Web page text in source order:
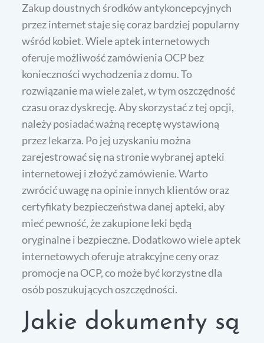
Zakup doustnych środków antykoncepcyjnych
przez internet staje się coraz bardziej popularny
wśród kobiet. Wiele aptek internetowych
oferuje możliwość zamówienia OCP bez
konieczności wychodzenia z domu. To
rozwiązanie ma wiele zalet, w tym oszczędność
czasu oraz dyskrecję. Aby skorzystać z tej opcji,
należy posiadać ważną receptę wystawioną
przez lekarza. Po jej uzyskaniu można
zarejestrować się na stronie wybranej apteki
internetowej i złożyć zamówienie. Warto
zwrócić uwagę na opinie innych klientów oraz
certyfikaty bezpieczeństwa danej apteki, aby
mieć pewność, że zakupione leki będą
oryginalne i bezpieczne. Dodatkowo wiele aptek
internetowych oferuje atrakcyjne ceny oraz
promocje na OCP, co może być korzystne dla
osób poszukujących oszczędności.
Jakie dokumenty są